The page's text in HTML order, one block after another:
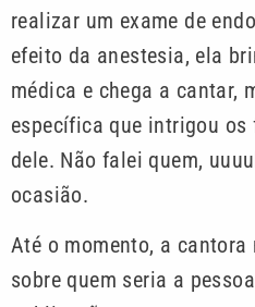
realizar um exame de
efeito da anestesia, ela
médica e chega a cantar,
específica que intrigou os
dele. Não falei quem,
ocasião.
Até o momento, a
sobre quem seria a